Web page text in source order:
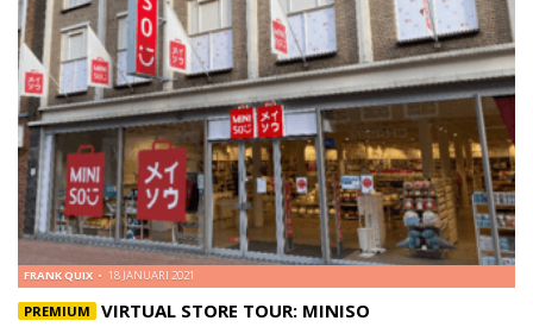
PREMIUM VIRTUAL STORE TOUR: MINISO
FRANK QUIX 18 JANUARI 2021